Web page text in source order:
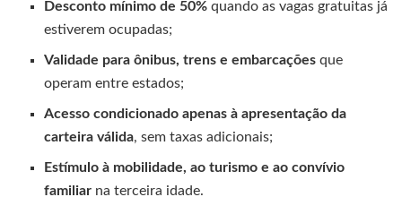
Desconto mínimo de 50% quando as vagas gratuitas já
estiverem ocupadas;
Validade para ônibus, trens e embarcações que
operam entre estados;
Acesso condicionado apenas à apresentação da
carteira válida, sem taxas adicionais;
Estímulo à mobilidade, ao turismo e ao convívio
familiar na terceira idade.